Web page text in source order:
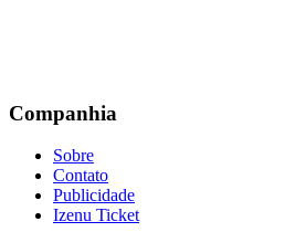
Companhia
Sobre
Contato
Publicidade
Izenu Ticket